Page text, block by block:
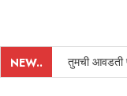
NEW.. तुमची आवडती